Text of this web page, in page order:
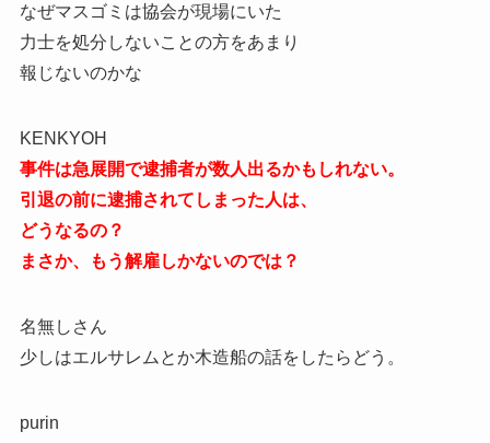
なぜマスゴミは協会が現場にいた
力士を処分しないことの方をあまり
報じないのかな
KENKYOH
事件は急展開で逮捕者が数人出るかもしれない。
引退の前に逮捕されてしまった人は、
どうなるの？
まさか、もう解雇しかないのでは？
名無しさん
少しはエルサレムとか木造船の話をしたらどう。
purin